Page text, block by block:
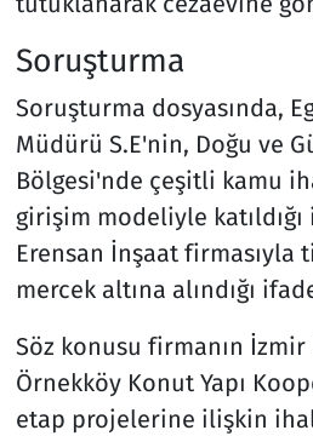
Soruşturma
Soruşturma dosyasında,
Müdürü S.E'nin, Doğu ve
Bölgesi'nde çeşitli kamu
girişim modeliyle
Erensan İnşaat
mercek altına alındığı
Söz konusu firmanın İzmir
Örnekköy Konut Yapı
etap projelerine ilişkin